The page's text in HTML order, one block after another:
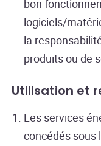
bon
logiciels/
la
produits ou de
Utilisation et
Les services
concédés sous